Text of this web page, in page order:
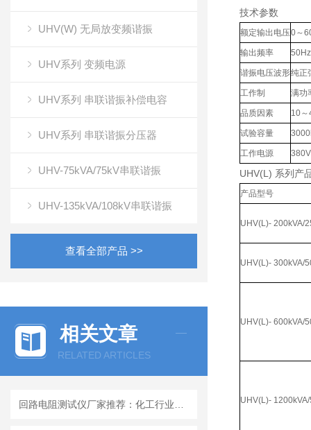
UHV(W) 无局放变频谐振
UHV系列 变频电源
UHV系列 串联谐振补偿电容
UHV系列 串联谐振分压器
UHV-75kVA/75kV串联谐振
UHV-135kVA/108kV串联谐振
查看全部产品 >>
相关文章
RELATED ARTICLES
技术参数
额定输出电压0～
输出频率 50Hz
谐振电压波形纯正
工作制 满功
品质因素 10～
试验容量
工作电源
UHV(L) 系列产
产品型号
UHV(L)- 200kVA/
UHV(L)- 300kVA/
UHV(L)- 600kVA/
UHV(L)-